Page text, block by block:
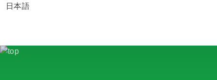
日本語